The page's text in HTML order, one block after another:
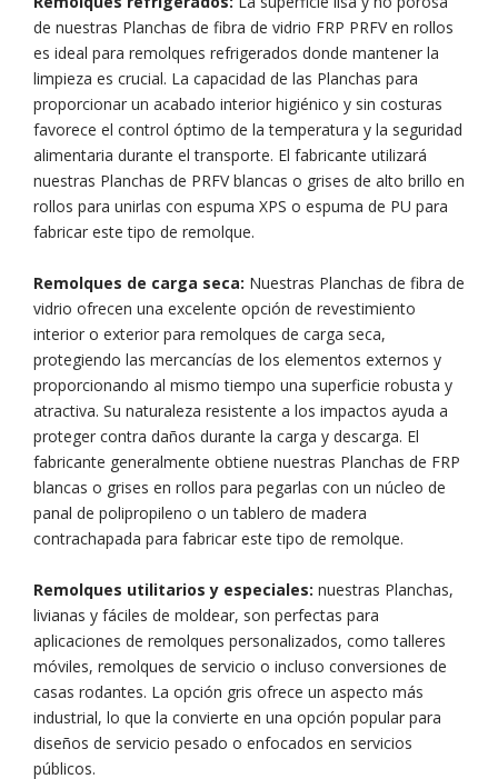
de nuestras Planchas de fibra de vidrio FRP PRFV en rollos
es ideal para remolques refrigerados donde mantener la
limpieza es crucial. La capacidad de las Planchas para
proporcionar un acabado interior higiénico y sin costuras
favorece el control óptimo de la temperatura y la seguridad
alimentaria durante el transporte. El fabricante utilizará
nuestras Planchas de PRFV blancas o grises de alto brillo en
rollos para unirlas con espuma XPS o espuma de PU para
fabricar este tipo de remolque.
Remolques de carga seca: Nuestras Planchas de fibra de
vidrio ofrecen una excelente opción de revestimiento
interior o exterior para remolques de carga seca,
protegiendo las mercancías de los elementos externos y
proporcionando al mismo tiempo una superficie robusta y
atractiva. Su naturaleza resistente a los impactos ayuda a
proteger contra daños durante la carga y descarga. El
fabricante generalmente obtiene nuestras Planchas de FRP
blancas o grises en rollos para pegarlas con un núcleo de
panal de polipropileno o un tablero de madera
contrachapada para fabricar este tipo de remolque.
Remolques utilitarios y especiales: nuestras Planchas,
livianas y fáciles de moldear, son perfectas para
aplicaciones de remolques personalizados, como talleres
móviles, remolques de servicio o incluso conversiones de
casas rodantes. La opción gris ofrece un aspecto más
industrial, lo que la convierte en una opción popular para
diseños de servicio pesado o enfocados en servicios
públicos.